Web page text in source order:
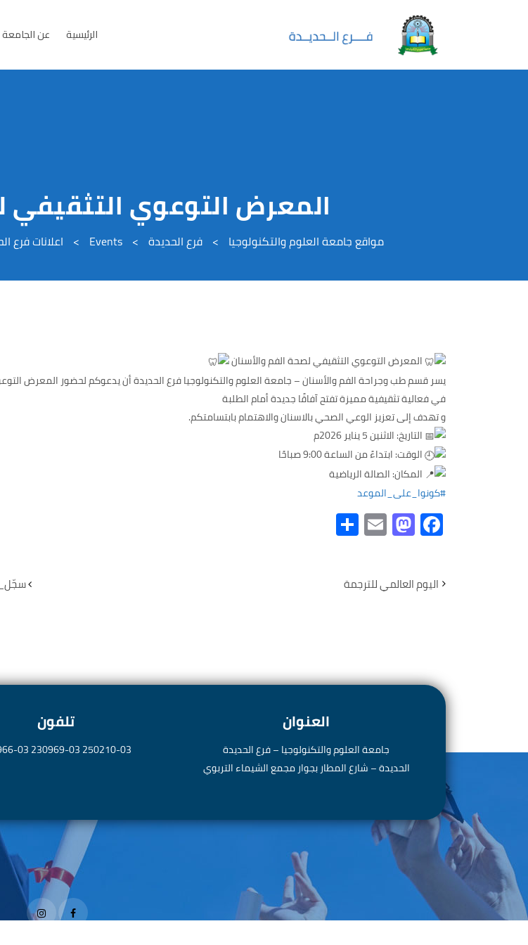
الرئيسية عن الجامعة
المعرض التوعوي التثقيفي
مواقع جامعة العلوم والتكنولوجيا > فرع الحديدة >
Events
> اعلانات فرع
المعرض التوعوي التثقيفي لصحة الفم والأسنان
يسر قسم طب وجراحة الفم والأسنان – جامعة العلوم والتكنولوجيا فرع الحديدة أن يدعوكم لحضور المعرض
في فعالية تثقيفية مميزة تفتح آفاقًا جديدة أمام الطلبة
و تهدف إلى تعزيز الوعي الصحي بالاسنان والاهتمام بابتسامتكم.
التاريخ: الاثنين 5 يناير 2026م
الوقت: ابتداءً من الساعة 9:00 صباحًا
المكان: الصالة الرياضية
#كونوا_على_الموعد
Facebook
Mastodon
Email
اليوم العالمي للترجمة
العنوان
جامعة العلوم والتكنولوجيا – فرع الحديدة
الحديدة – شارع المطار بجوار مجمع الشيماء التربوي
تلفون
250210-03 230969-03 230966-03